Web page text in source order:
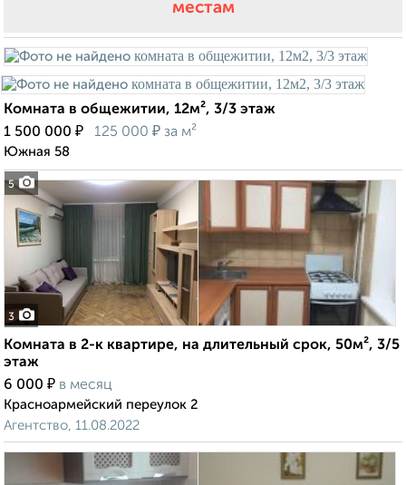
местам
5
Комната в общежитии, 12м², 3/3 этаж
1 500 000 ₽ 125 000 ₽ за м²
Южная 58
3
Комната в 2-к квартире, на длительный срок, 50м², 3/5
этаж
6 000 ₽ в месяц
Красноармейский переулок 2
Агентство, 11.08.2022